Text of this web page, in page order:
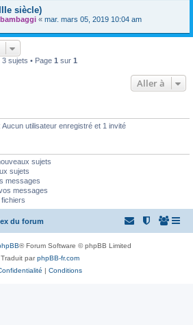
siècle)
« mar. mars 05, 2019 10:04 am
3 sujets • Page 1 sur 1
Aller à
utilisateur enregistré et 1 invité
sujets
sujets
messages
messages
du forum
® Forum Software © phpBB Limited
Traduit parphpBB-fr.com
| Conditions